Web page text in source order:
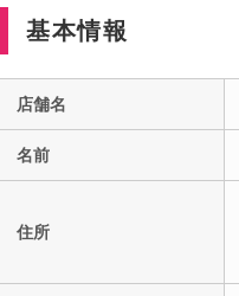
基本情報
店舗名
名前
住所